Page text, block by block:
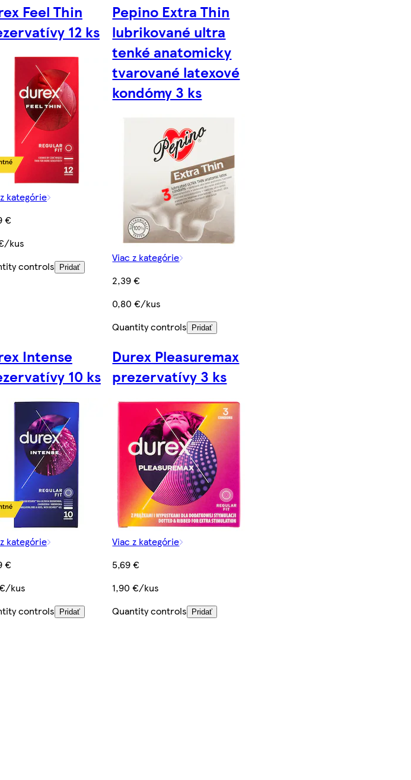
Feel Thin
12 ks
kategórie
€
kus
controls
Pridať
Pepino Extra Thin
lubrikované ultra
tenké anatomicky
tvarované latexové
kondómy 3 ks
Viac z kategórie
2,39 €
0,80 €/kus
Quantity controls
Pridať
Intense
10 ks
kategórie
€
kus
controls
Pridať
Durex Pleasuremax
prezervatívy 3 ks
Viac z kategórie
5,69 €
1,90 €/kus
Quantity controls Pridať